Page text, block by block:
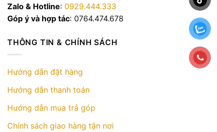
Zalo & Hotline: 0929.444.333
Góp ý và hợp tác: 0764.474.678
THÔNG TIN & CHÍNH SÁCH
Hướng dẫn đặt hàng
Hướng dẫn thanh toán
Hướng dẫn mua trả góp
Chính sách giao hàng tận nơi